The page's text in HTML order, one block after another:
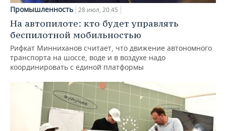
Промышленность 28 июл, 20:45
На автопилоте: кто будет управлять
беспилотной мобильностью
Рифкат Минниханов считает, что движение автономного
транспорта на шоссе, воде и в воздухе надо
координировать с единой платформы